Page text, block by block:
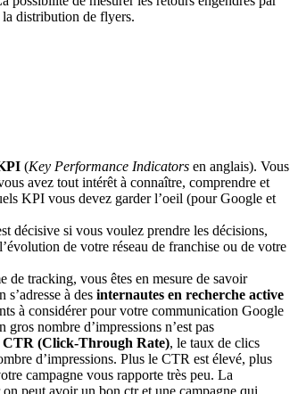
la distribution de flyers.
(Key Performance Indicators en anglais). Vous
avez tout intérêt à connaître, comprendre et
KPI vous devez garder l’oeil (pour Google et
décisive si vous voulez prendre les décisions,
de votre réseau de franchise ou de votre
de tracking, vous êtes en mesure de savoir
à des internautes en recherche active
à considérer pour votre communication Google
nombre d’impressions n’est pas
CTR (Click-Through Rate), le taux de clics
d’impressions. Plus le CTR est élevé, plus
campagne vous rapporte très peu. La